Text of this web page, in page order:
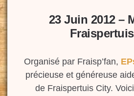
23 Juin 2012 –
Organisé par Fraisp’fan,
précieuse et généreuse
de Fraispertuis City.